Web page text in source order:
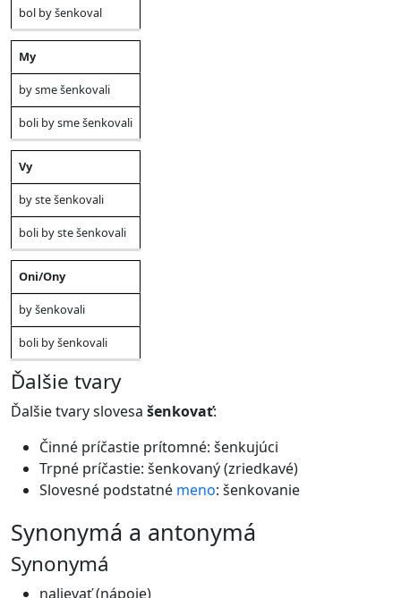
bol by šenkoval
My
by sme šenkovali
boli by sme šenkovali
Vy
by ste šenkovali
boli by ste šenkovali
Oni/Ony
by šenkovali
boli by šenkovali
Ďalšie tvary
Ďalšie tvary slovesa šenkovať:
Činné príčastie prítomné: šenkujúci
Trpné príčastie: šenkovaný (zriedkavé)
Slovesné podstatné meno: šenkovanie
synonymá a antonymá
Synonymá
nalievať (nápoje)